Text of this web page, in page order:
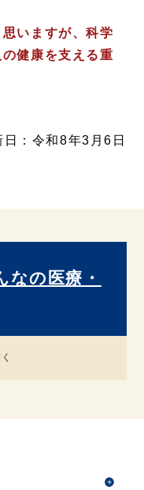
いますが、科学
健康を支える重
日：令和8年3月6日
なの医療・